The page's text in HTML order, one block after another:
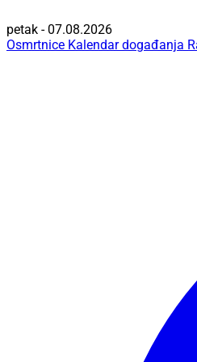
petak - 07.08.2026
Osmrtnice Kalendar događanja